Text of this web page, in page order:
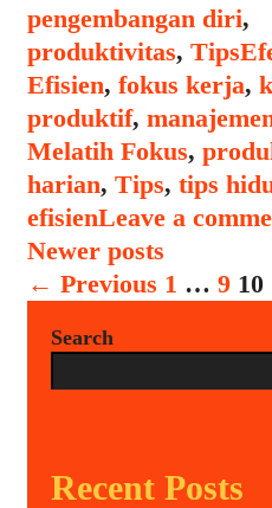
Tips
Harian
untuk
Hidup
Lebih
Fokus
dan
Categories
pengembangan diri,
produktivitas, Tips
Efisien, fokus kerja,
produktif,
Melatih Fokus,
harian, Tips, tips
efisienLeave a
Post
navigation
Newer posts
← Previous 1 … 9 10
Search
Recent Posts